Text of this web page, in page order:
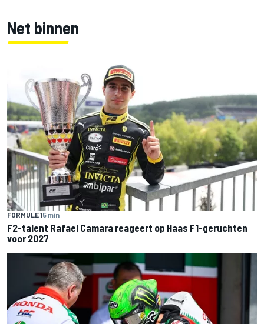
Net binnen
FORMULE 15 min
F2-talent Rafael Camara reageert op Haas F1-geruchten
voor 2027